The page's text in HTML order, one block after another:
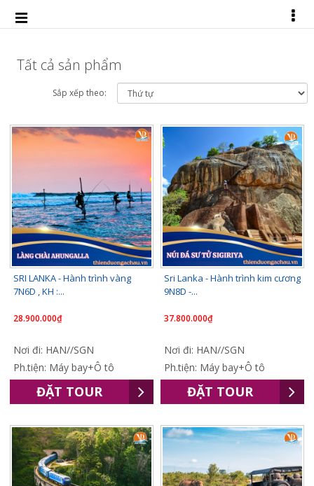
Tất cả sản phẩm
Sắp xếp theo:
SRI LANKA - Hành trình vàng
7N6D , KH :...
28.900.000₫
Nơi đi: HAN//SGN
Ph.tiện: Máy bay+Ô tô
ĐẶT TOUR
Sri Lanka - Hành trình kim cương
9N8D -...
37.800.000₫
Nơi đi: HAN//SGN
Ph.tiện: Máy bay+Ô tô
ĐẶT TOUR